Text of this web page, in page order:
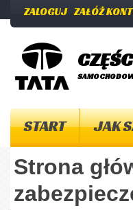
ZALOGUJ ZAŁÓŻ
START JAK
Strona